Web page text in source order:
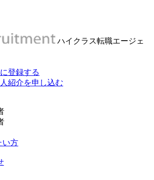
ハイクラス転職エージェ
登録する
紹介を申し込む
い方